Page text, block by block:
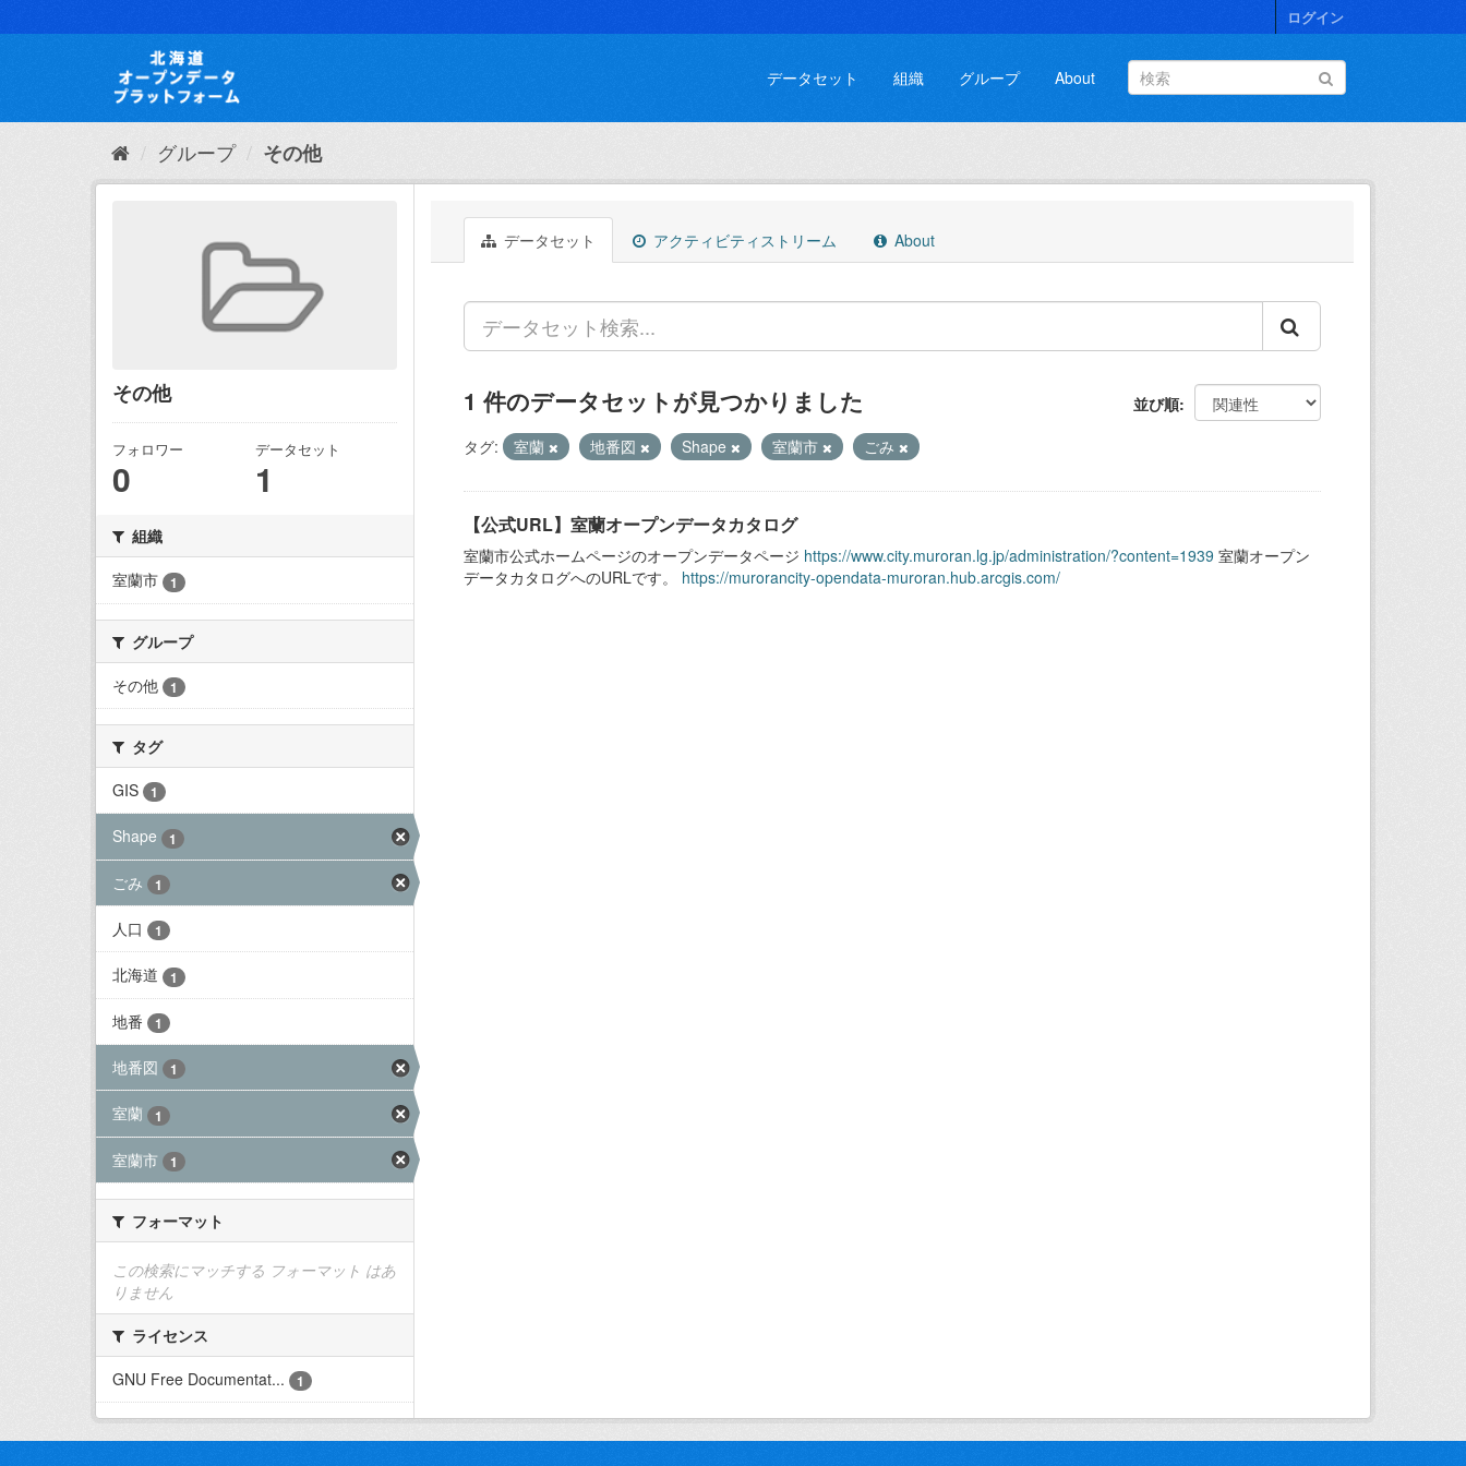
キ
て
ログイン
データセット 組織 グループ About
グループ その他
その他
フォロワー
0
データセット
1
組織
室蘭市
1
グループ
その他
1
タグ
GIS
1
Shape 1
ごみ 1
人口 1
北海道 1
地番 1
地番図 1
室蘭 1
室蘭市 1
フォーマット
この検索にマッチする フォーマット はあ
りません
ライセンス
GNU Free Documentat...
1
データセット アクティビティストリーム About
並び順
1 件のデータセットが見つかりました
タグ: 室蘭 地番図 Shape 室蘭市 ごみ
【公式URL】室蘭オープンデータカタログ
室蘭市公式ホームページのオープンデータページ https://www.city.muroran.lg.jp/administration/?content=1939 室蘭オープン
データカタログへのURLです。 https://murorancity-opendata-muroran.hub.arcgis.com/